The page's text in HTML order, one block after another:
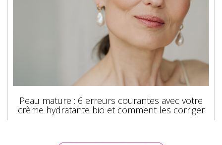
Peau mature : 6 erreurs courantes avec votre
crème hydratante bio et comment les corriger